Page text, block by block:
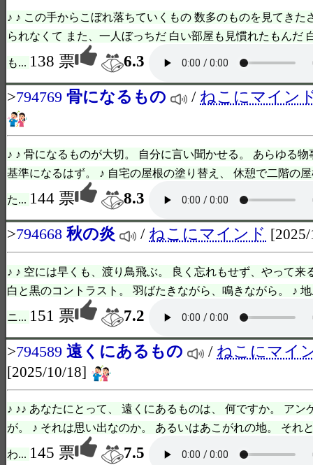
♪ ♪ この手からこぼれ落ちていくもの 数多のものを見てきた
られなくて また、一人ぼっちだ 白い部屋も見慣れたもんだ
も... 138 票
6.3
>794769 骨になるもの / ねこにマイン
♪ ♪ 骨になるものが大切。 自分に言い聞かせる。 あらゆる
基準になるはず。 ♪ 自宅の屋根の塗り替え、 休憩で二階の
た... 144 票
8.3
>794668 秋の炎 / ねこにマインド
♪ ♪ 空には早くも、渡り鳥飛ぶ。 良く忘れもせず、やって来
白と黒のコントラスト。 羽ばたきながら、鳴きながら。 ♪
ニ... 151 票
7.2
>794589 遠くにあるもの / ねこにマイ
[2025/10/18]
♪ ♪♪ あなたにとって、 遠くにあるものは、 何ですか。 アン
が。 ♪ それは思い出なのか。 あるいはあこがれの地。 それ
わ... 145 票
7.5